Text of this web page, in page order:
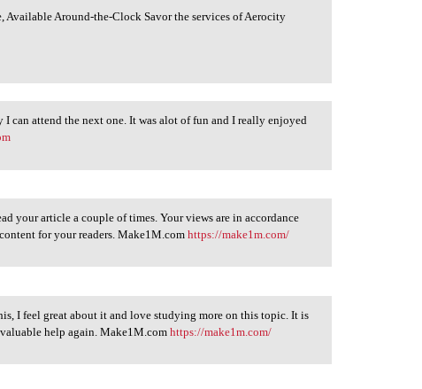
Available Around-the-Clock Savor the services of Aerocity
can attend the next one. It was alot of fun and I really enjoyed
your article a couple of times. Your views are in accordance
for your readers. Make1M.comhttps://make1m.com/
I feel great about it and love studying more on this topic. It is
help again. Make1M.comhttps://make1m.com/